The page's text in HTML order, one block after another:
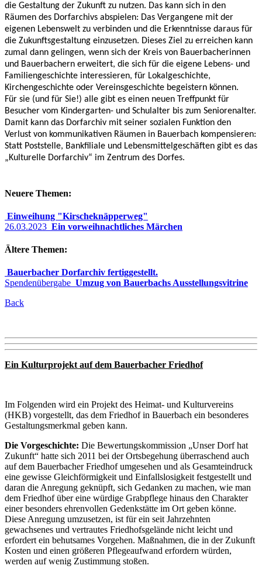
die Gestaltung der Zukunft zu nutzen. Das kann sich in den
Räumen des Dorfarchivs abspielen: Das Vergangene mit der
eigenen Lebenswelt zu verbinden und die Erkenntnisse daraus für
die Zukunftsgestaltung einzusetzen. Dieses Ziel zu erreichen kann
zumal dann gelingen, wenn sich der Kreis von Bauerbacherinnen
und Bauerbachern erweitert, die sich für die eigene Lebens- und
Familiengeschichte interessieren, für Lokalgeschichte,
Kirchengeschichte oder Vereinsgeschichte begeistern können.
Für sie (und für Sie!) alle gibt es einen neuen Treffpunkt für
Besucher vom Kindergarten- und Schulalter bis zum Seniorenalter.
Damit kann das Dorfarchiv mit seiner sozialen Funktion den
Verlust von kommunikativen Räumen in Bauerbach kompensieren:
Statt Poststelle, Bankfiliale und Lebensmittelgeschäften gibt es das
„Kulturelle Dorfarchiv“ im Zentrum des Dorfes.
Neuere Themen:
Einweihung "Kirscheknäpperweg"
26.03.2023 Ein vorweihnachtliches Märchen
Ältere Themen:
Bauerbacher Dorfarchiv fertiggestellt.
Spendenübergabe Umzug von Bauerbachs Ausstellungsvitrine
Back
Ein Kulturprojekt auf dem Bauerbacher Friedhof
Im Folgenden wird ein Projekt des Heimat- und Kulturvereins
(HKB) vorgestellt, das dem Friedhof in Bauerbach ein besonderes
Gestaltungsmerkmal geben kann.
Die Vorgeschichte: Die Bewertungskommission „Unser Dorf hat
Zukunft“ hatte sich 2011 bei der Ortsbegehung überraschend auch
auf dem Bauerbacher Friedhof umgesehen und als Gesamteindruck
eine gewisse Gleichförmigkeit und Einfallslosigkeit festgestellt und
daran die Anregung geknüpft, sich Gedanken zu machen, wie man
dem Friedhof über eine würdige Grabpflege hinaus den Charakter
einer besonders ehrenvollen Gedenkstätte im Ort geben könne.
Diese Anregung umzusetzen, ist für ein seit Jahrzehnten
gewachsenes und vertrautes Friedhofsgelände nicht leicht und
erfordert ein behutsames Vorgehen. Maßnahmen, die in der Zukunft
Kosten und einen größeren Pflegeaufwand erfordern würden,
werden auf wenig Zustimmung stoßen.